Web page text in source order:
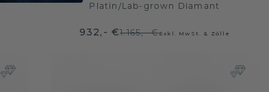
Platin /Lab-grown Diamant
932,- €1.165,- €Exkl. MwSt. & Zölle